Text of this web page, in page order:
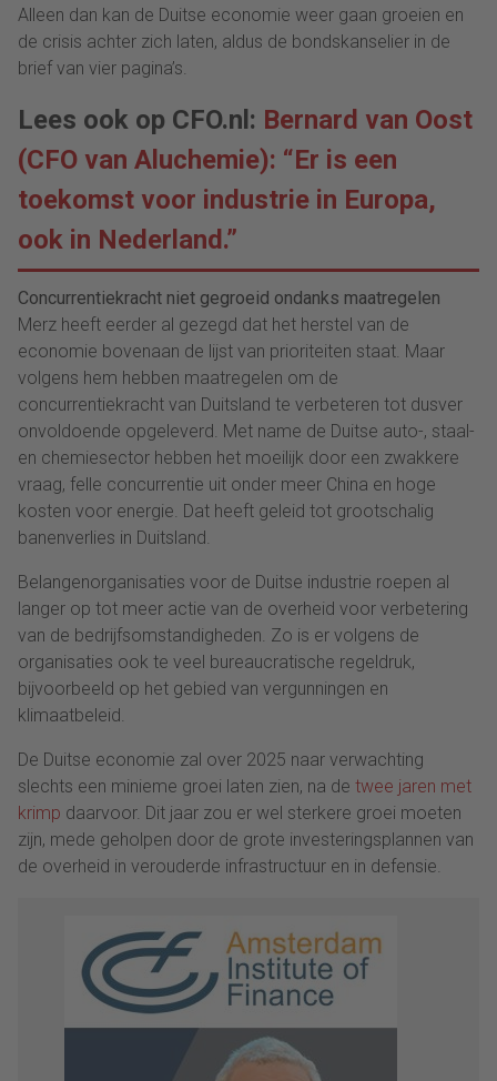
Alleen dan kan de Duitse economie weer gaan groeien en
de crisis achter zich laten, aldus de bondskanselier in de
brief van vier pagina’s.
Lees ook op CFO.nl: Bernard van Oost
(CFO van Aluchemie): “Er is een
toekomst voor industrie in Europa,
ook in Nederland.”
Concurrentiekracht niet gegroeid ondanks maatregelen
Merz heeft eerder al gezegd dat het herstel van de
economie bovenaan de lijst van prioriteiten staat. Maar
volgens hem hebben maatregelen om de
concurrentiekracht van Duitsland te verbeteren tot dusver
onvoldoende opgeleverd. Met name de Duitse auto-, staal-
en chemiesector hebben het moeilijk door een zwakkere
vraag, felle concurrentie uit onder meer China en hoge
kosten voor energie. Dat heeft geleid tot grootschalig
banenverlies in Duitsland.
Belangenorganisaties voor de Duitse industrie roepen al
langer op tot meer actie van de overheid voor verbetering
van de bedrijfsomstandigheden. Zo is er volgens de
organisaties ook te veel bureaucratische regeldruk,
bijvoorbeeld op het gebied van vergunningen en
klimaatbeleid.
De Duitse economie zal over 2025 naar verwachting
slechts een minieme groei laten zien, na de twee jaren met
krimp daarvoor. Dit jaar zou er wel sterkere groei moeten
zijn, mede geholpen door de grote investeringsplannen van
de overheid in verouderde infrastructuur en in defensie.